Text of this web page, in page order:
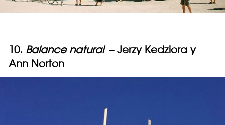
10. Balance natural– Jerzy Kedziora y
Ann Norton